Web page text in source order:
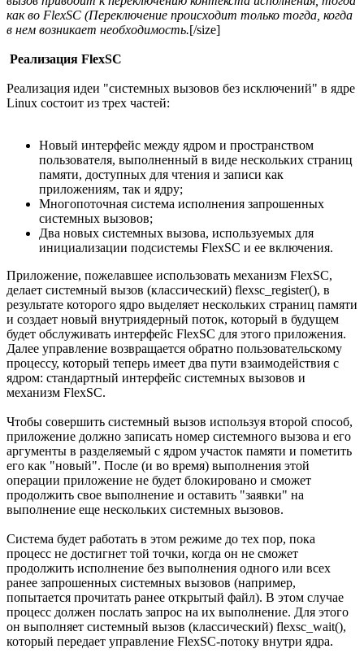
как во FlexSC (Переключение происходит только тогда, когда
в нем возникает необходимость.[/size]
Реализация FlexSC
Реализация идеи "системных вызовов без исключений" в ядре
Linux состоит из трех частей:
Новый интерфейс между ядром и пространством
пользователя, выполненный в виде нескольких страниц
памяти, доступных для чтения и записи как
приложениям, так и ядру;
Многопоточная система исполнения запрошенных
системных вызовов;
Два новых системных вызова, используемых для
инициализации подсистемы FlexSC и ее включения.
Приложение, пожелавшее использовать механизм FlexSC,
делает системный вызов (классический) flexsc_register(), в
результате которого ядро выделяет нескольких страниц памяти
и создает новый внутриядерный поток, который в будущем
будет обслуживать интерфейс FlexSC для этого приложения.
Далее управление возвращается обратно пользовательскому
процессу, который теперь имеет два пути взаимодействия с
ядром: стандартный интерфейс системных вызовов и
механизм FlexSC.
Чтобы совершить системный вызов используя второй способ,
приложение должно записать номер системного вызова и его
аргументы в разделяемый с ядром участок памяти и пометить
его как "новый". После (и во время) выполнения этой
операции приложение не будет блокировано и сможет
продолжить свое выполнение и оставить "заявки" на
выполнение еще нескольких системных вызовов.
Система будет работать в этом режиме до тех пор, пока
процесс не достигнет той точки, когда он не сможет
продолжить исполнение без выполнения одного или всех
ранее запрошенных системных вызовов (например,
попытается прочитать ранее открытый файл). В этом случае
процесс должен послать запрос на их выполнение. Для этого
он выполняет системный вызов (классический) flexsc_wait(),
который передает управление FlexSC-потоку внутри ядра.